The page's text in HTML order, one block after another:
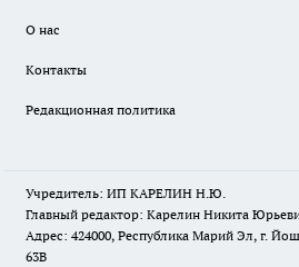
О нас
Контакты
Редакционная политика
Учредитель: ИП КАРЕЛИН Н.Ю.
Главный редактор: Карелин Никита
Адрес: 424000, Республика Марий Эл, г.
63В